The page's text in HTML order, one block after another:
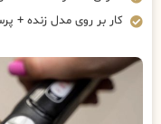
کار بر روی مدل زنده +